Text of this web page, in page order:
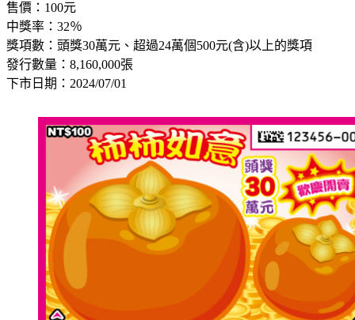
售價：100元
中獎率：32％
獎項數：頭獎30萬元、超過24萬個500元(含)以上的獎項
發行數量：8,160,000張
下市日期：2024/07/01